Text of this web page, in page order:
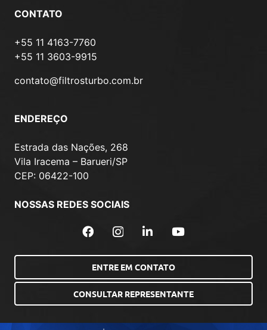
CONTATO
+55 11 4163-7760
+55 11 3603-9915
contato@filtrosturbo.com.br
ENDEREÇO
Estrada das Nações, 268
Vila Iracema – Barueri/SP
CEP: 06422-100
NOSSAS REDES SOCIAIS
ENTRE EM CONTATO
CONSULTAR REPRESENTANTE